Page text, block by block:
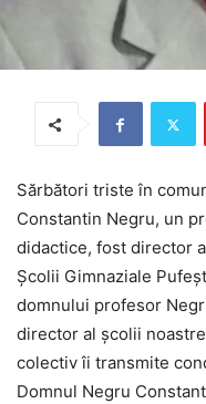
Sărbători triste în
Constantin Negru, un
didactice, fost director
Școlii Gimnaziale
domnului profesor
director al școlii
colectiv îi transmite
Domnul Negru